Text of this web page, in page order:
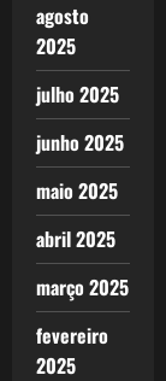
agosto
2025
julho 2025
junho 2025
maio 2025
abril 2025
março 2025
fevereiro
2025